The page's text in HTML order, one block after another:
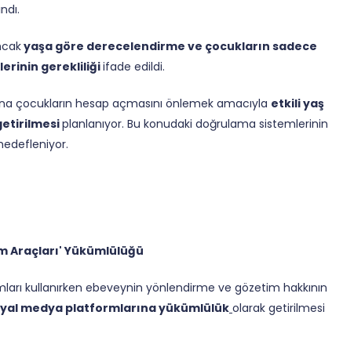
yaşa göre derecelendirme ve çocukların sadece
gerekliliğiifade edildi.
çocukların hesap açmasını önlemek amacıyla etkili yaş
planlanıyor. Bu konudaki doğrulama sistemlerinin
Araçları' Yükümlülüğü
kullanırken ebeveynin yönlendirme ve gözetim hakkının
medya platformlarına yükümlülük olarak getirilmesi